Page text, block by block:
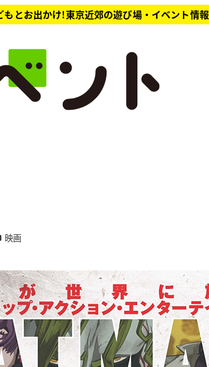
もとお出かけ!東京近郊の遊び場・イベント情報
ゴリー
映画